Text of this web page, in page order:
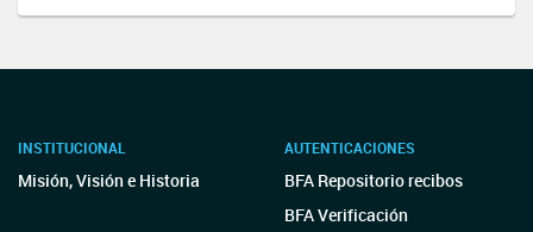
INSTITUCIONAL
Misión, Visión e Historia
AUTENTICACIONES
BFA Repositorio recibos
BFA Verificación